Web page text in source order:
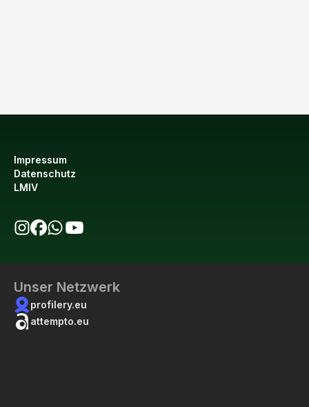
Impressum
Datenschutz
LMIV
Unser Netzwerk
profilery.eu
attempto.eu